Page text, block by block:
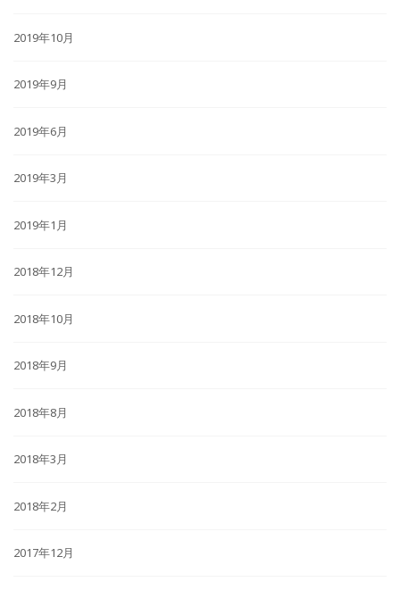
2019年10月
2019年9月
2019年6月
2019年3月
2019年1月
2018年12月
2018年10月
2018年9月
2018年8月
2018年3月
2018年2月
2017年12月